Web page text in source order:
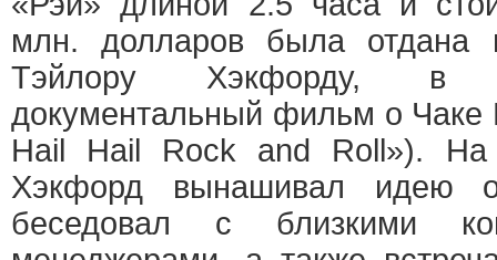
млн. долларов была отдана
Тэйлору Хэкфорду, в
документальный фильм о Чаке
Hail Hail Rock and Roll»). На
Хэкфорд вынашивал идею
беседовал с близкими